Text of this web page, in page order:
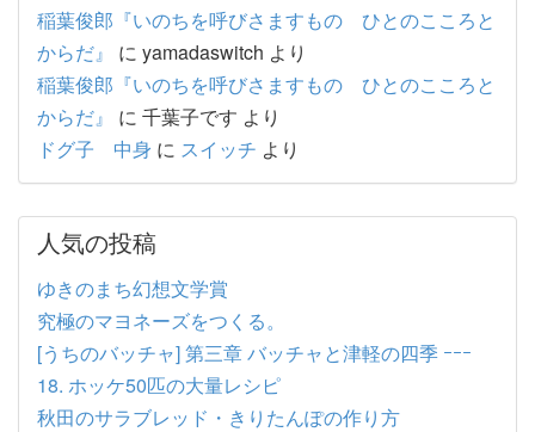
稲葉俊郎『いのちを呼びさますもの ひとのこころと
からだ』
に yamadaswitch より
稲葉俊郎『いのちを呼びさますもの ひとのこころと
からだ』
に 千葉子です より
ドグ子 中身 に スイッチ より
人気の投稿
ゆきのまち幻想文学賞
究極のマヨネーズをつくる。
[うちのバッチャ] 第三章 バッチャと津軽の四季 ｰｰｰ
18. ホッケ50匹の大量レシピ
秋田のサラブレッド・きりたんぽの作り方